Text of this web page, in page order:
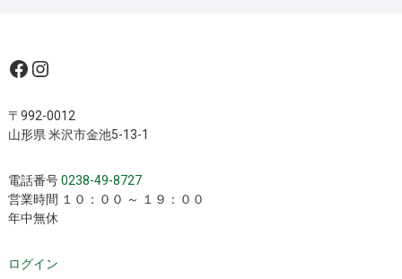
Facebook
Instagram
〒992-0012
山形県 米沢市金池5-13-1
電話番号0238-49-8727
営業時間 １０：００ ～ １９：００
年中無休
ログイン